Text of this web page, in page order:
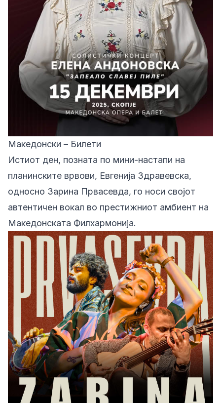
Македонски – Билети
Истиот ден, позната по мини-настапи на
планинските врвови, Евгенија Здравевска,
односно Зарина Првасевда, го носи својот
автентичен вокал во престижниот амбиент на
Македонската Филхармонија.